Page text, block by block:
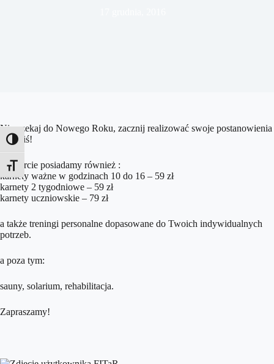
Toggle High Contrast
Toggle Font size
Nie czekaj do Nowego Roku, zacznij realizować swoje postanowienia
już dziś!
W ofercie posiadamy również :
karnety ważne w godzinach 10 do 16 – 59 zł
karnety 2 tygodniowe – 59 zł
karnety uczniowskie – 79 zł
a także treningi personalne dopasowane do Twoich indywidualnych
potrzeb.
a poza tym:
sauny, solarium, rehabilitacja.
Zapraszamy!